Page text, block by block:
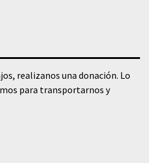
realizanos una donación. Lo
para transportarnos y